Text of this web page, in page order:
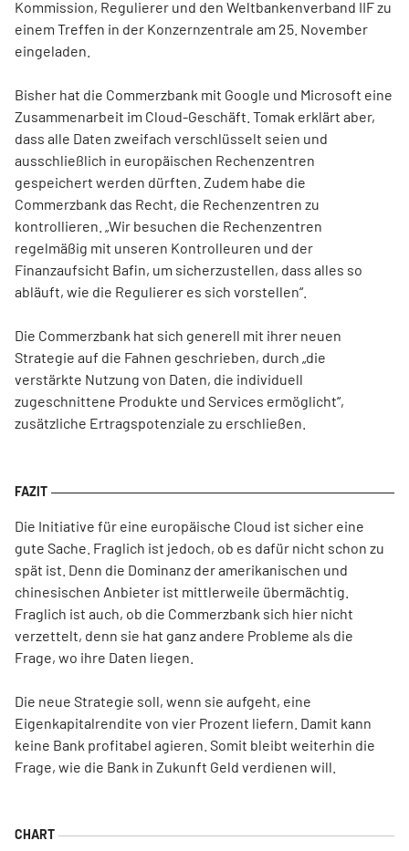
Kommission, Regulierer und den Weltbankenverband IIF zu
einem Treffen in der Konzernzentrale am 25. November
eingeladen.
Bisher hat die Commerzbank mit Google und Microsoft eine
Zusammenarbeit im Cloud-Geschäft. Tomak erklärt aber,
dass alle Daten zweifach verschlüsselt seien und
ausschließlich in europäischen Rechenzentren
gespeichert werden dürften. Zudem habe die
Commerzbank das Recht, die Rechenzentren zu
kontrollieren. „Wir besuchen die Rechenzentren
regelmäßig mit unseren Kontrolleuren und der
Finanzaufsicht Bafin, um sicherzustellen, dass alles so
abläuft, wie die Regulierer es sich vorstellen“.
Die Commerzbank hat sich generell mit ihrer neuen
Strategie auf die Fahnen geschrieben, durch „die
verstärkte Nutzung von Daten, die individuell
zugeschnittene Produkte und Services ermöglicht“,
zusätzliche Ertragspotenziale zu erschließen.
Die Initiative für eine europäische Cloud ist sicher eine
gute Sache. Fraglich ist jedoch, ob es dafür nicht schon zu
spät ist. Denn die Dominanz der amerikanischen und
chinesischen Anbieter ist mittlerweile übermächtig.
Fraglich ist auch, ob die Commerzbank sich hier nicht
verzettelt, denn sie hat ganz andere Probleme als die
Frage, wo ihre Daten liegen.
Die neue Strategie soll, wenn sie aufgeht, eine
Eigenkapitalrendite von vier Prozent liefern. Damit kann
keine Bank profitabel agieren. Somit bleibt weiterhin die
Frage, wie die Bank in Zukunft Geld verdienen will.